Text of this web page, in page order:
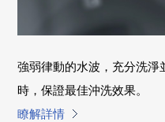
強弱律動的水波，充分洗淨
時，保證最佳沖洗效果。
瞭解詳情